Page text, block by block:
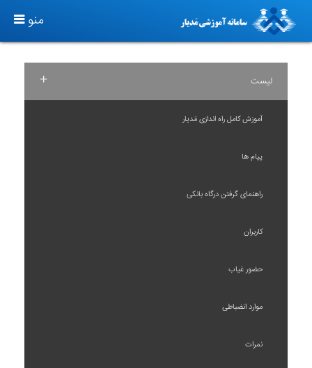
T
O
G
منو
لیست +
آموزش کامل راه اندازی مَدیار
پیام ها
راهنمای گرفتن درگاه بانکی
کاربران
حضور غیاب
موارد انضباطی
نمرات